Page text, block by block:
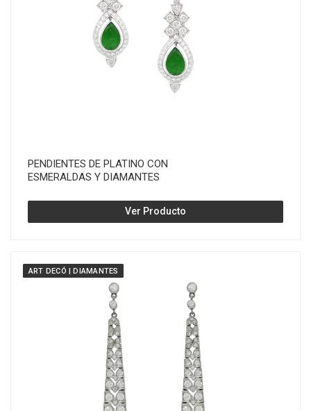
PENDIENTES DE PLATINO CON
ESMERALDAS Y DIAMANTES
Ver Producto
ART DECÓ | DIAMANTES